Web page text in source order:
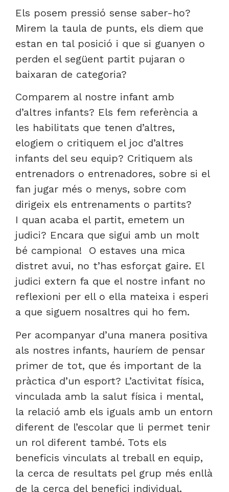
Els posem pressió sense saber-ho?
Mirem la taula de punts, els diem que
estan en tal posició i que si guanyen o
perden el següent partit pujaran o
baixaran de categoria?
Comparem al nostre infant amb
d’altres infants? Els fem referència a
les habilitats que tenen d’altres,
elogiem o critiquem el joc d’altres
infants del seu equip? Critiquem als
entrenadors o entrenadores, sobre si el
fan jugar més o menys, sobre com
dirigeix els entrenaments o partits?
I quan acaba el partit, emetem un
judici? Encara que sigui amb un molt
bé campiona! O estaves una mica
distret avui, no t’has esforçat gaire. El
judici extern fa que el nostre infant no
reflexioni per ell o ella mateixa i esperi
a que siguem nosaltres qui ho fem.
Per acompanyar d’una manera positiva
als nostres infants, hauríem de pensar
primer de tot, que és important de la
pràctica d’un esport? L’activitat física,
vinculada amb la salut física i mental,
la relació amb els iguals amb un entorn
diferent de l’escolar que li permet tenir
un rol diferent també. Tots els
beneficis vinculats al treball en equip,
la cerca de resultats pel grup més enllà
de la cerca del benefici individual,